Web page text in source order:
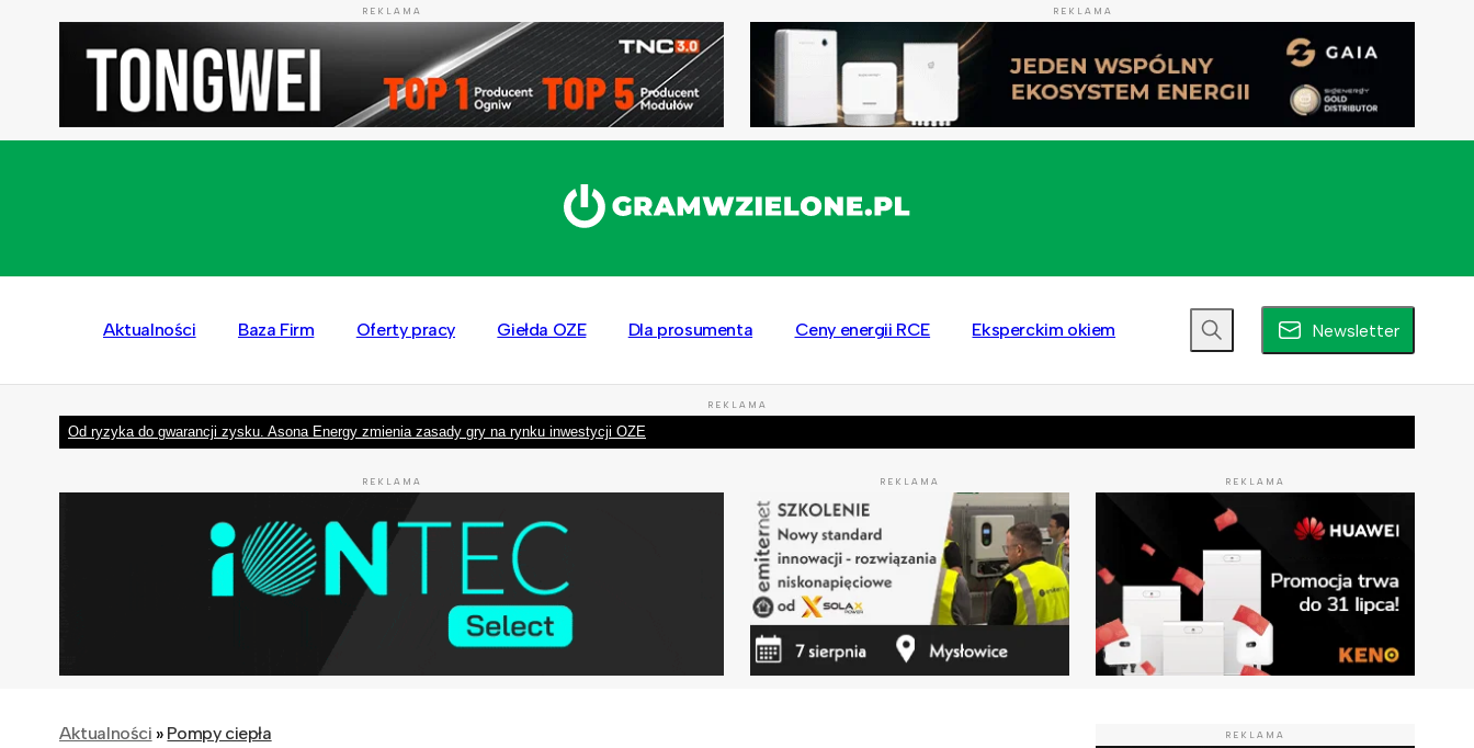
REKLAMA REKLAMA
Aktualności Baza Firm Oferty pracy Giełda OZE Dla prosumenta Ceny energii RCE Eksperckim okiem Newsletter
REKLAMA
Od ryzyka do gwarancji zysku. Asona Energy zmienia zasady gry na rynku inwestycji OZE
REKLAMA REKLAMA REKLAMA
Aktualności » Pompy ciepła REKLAMA